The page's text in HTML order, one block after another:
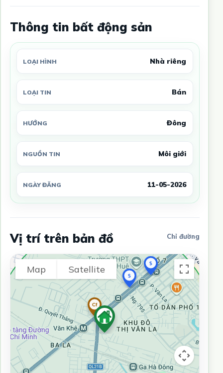
Thông tin bất động sản
LOẠI HÌNH Nhà riêng
LOẠI TIN Bán
HƯỚNG Đông
NGUỒN TIN Môi giới
NGÀY ĐĂNG 11-05-2026
Vị trí trên bản đồ Chỉ đường
Map Satellite